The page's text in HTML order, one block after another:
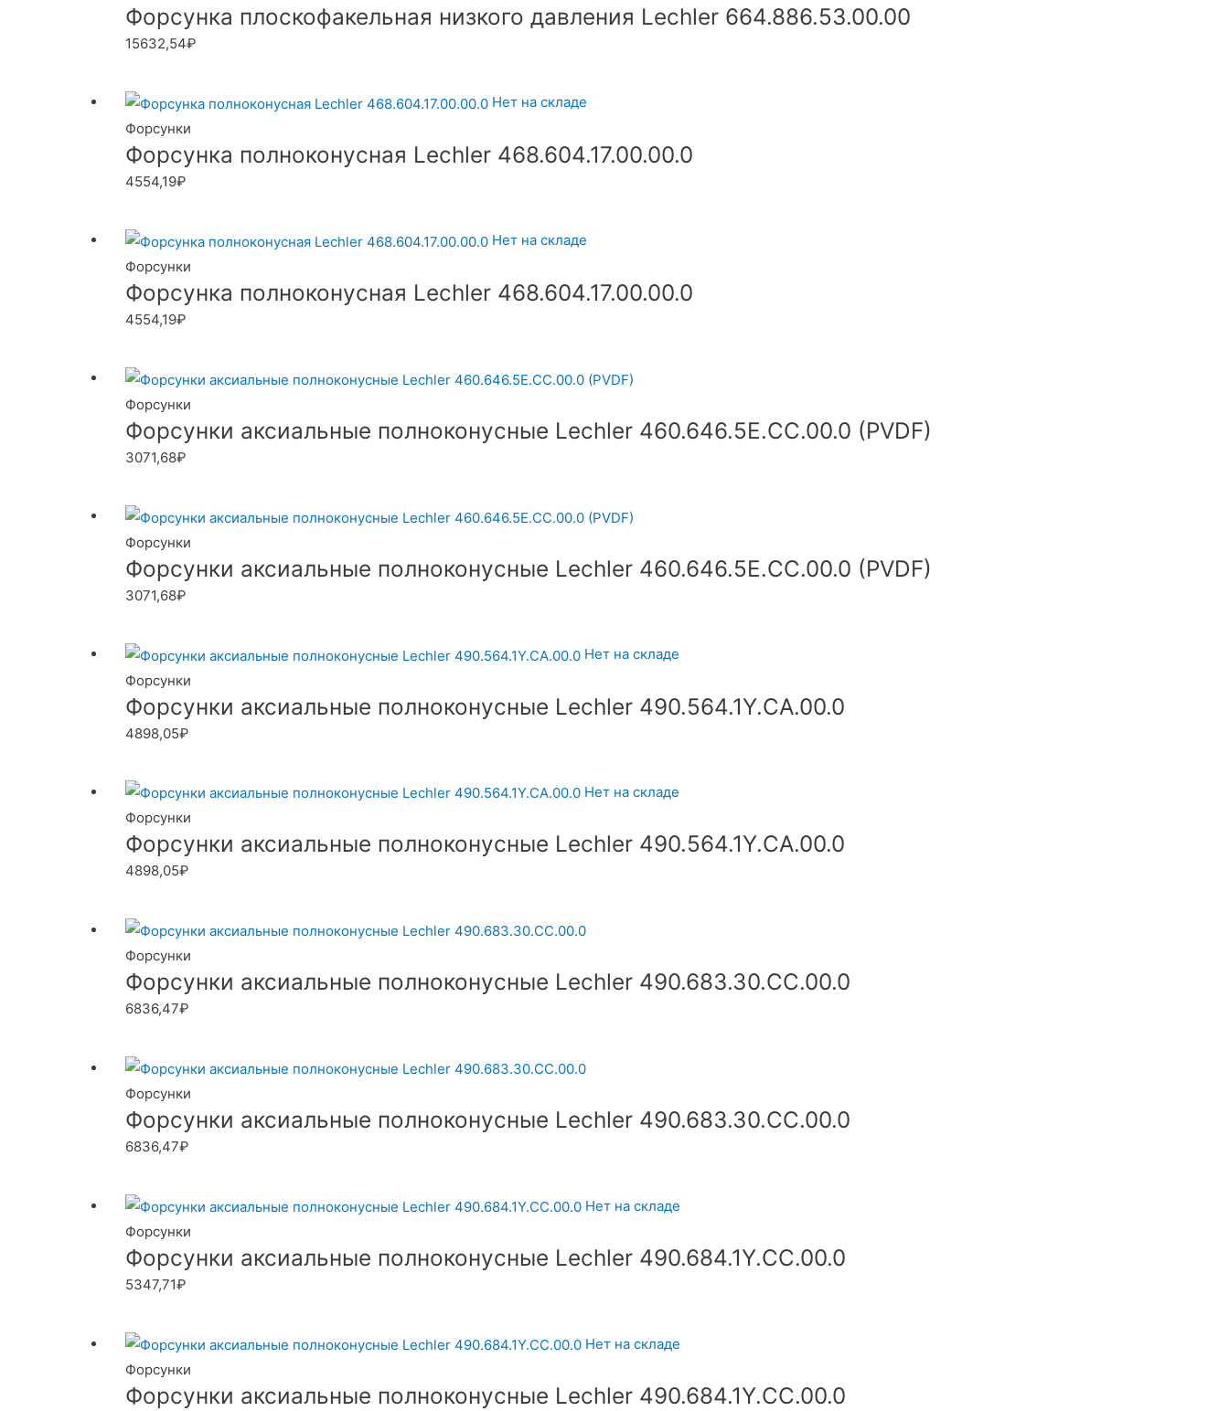
Форсунка плоскофакельная низкого давления Lechler 664.886.53.00.00
15632,54₽
Нет на складе
Форсунки
Форсунка полноконусная Lechler 468.604.17.00.00.0
4554,19₽
Нет на складе
Форсунки
Форсунка полноконусная Lechler 468.604.17.00.00.0
4554,19₽
Форсунки
Форсунки аксиальные полноконусные Lechler 460.646.5E.CC.00.0 (PVDF)
3071,68₽
Форсунки
Форсунки аксиальные полноконусные Lechler 460.646.5E.CC.00.0 (PVDF)
3071,68₽
Нет на складе
Форсунки
Форсунки аксиальные полноконусные Lechler 490.564.1Y.CA.00.0
4898,05₽
Нет на складе
Форсунки
Форсунки аксиальные полноконусные Lechler 490.564.1Y.CA.00.0
4898,05₽
Форсунки
Форсунки аксиальные полноконусные Lechler 490.683.30.CC.00.0
6836,47₽
Форсунки
Форсунки аксиальные полноконусные Lechler 490.683.30.CC.00.0
6836,47₽
Нет на складе
Форсунки
Форсунки аксиальные полноконусные Lechler 490.684.1Y.CC.00.0
5347,71₽
Нет на складе
Форсунки
Форсунки аксиальные полноконусные Lechler 490.684.1Y.CC.00.0